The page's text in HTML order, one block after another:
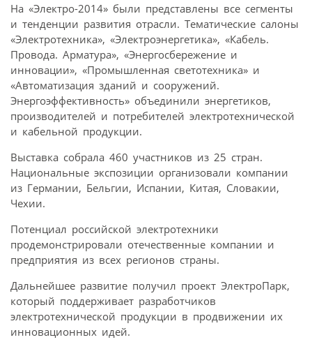
На «Электро-2014» были представлены все сегменты
и тенденции развития отрасли. Тематические салоны
«Электротехника», «Электроэнергетика», «Кабель.
Провода. Арматура», «Энергосбережение и
инновации», «Промышленная светотехника» и
«Автоматизация зданий и сооружений.
Энергоэффективность» объединили энергетиков,
производителей и потребителей электротехнической
и кабельной продукции.
Выставка собрала 460 участников из 25 стран.
Национальные экспозиции организовали компании
из Германии, Бельгии, Испании, Китая, Словакии,
Чехии.
Потенциал российской электротехники
продемонстрировали отечественные компании и
предприятия из всех регионов страны.
Дальнейшее развитие получил проект ЭлектроПарк,
который поддерживает разработчиков
электротехнической продукции в продвижении их
инновационных идей.